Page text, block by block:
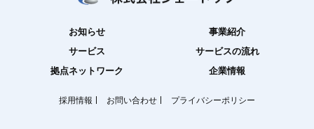
お知らせ
事業紹介
サービス
サービスの流れ
拠点ネットワーク
企業情報
採用情報 お問い合わせ プライバシーポリシー